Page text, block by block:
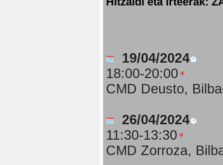
19/04/2024
18:00-20:00
CMD Deusto,
26/04/2024
11:30-13:30
CMD Zorroza,